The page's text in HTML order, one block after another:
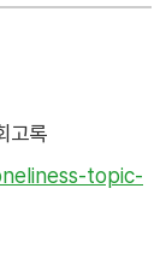
고록
topic-